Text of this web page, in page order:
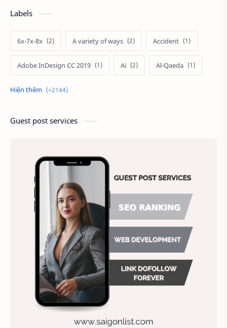
Labels
6x-7x-8x A variety of ways Accident
Adobe InDesign CC 2019 Ai Al-Qaeda
Alien Alternative
Ảnh nền chuẩn HD Ảnh nền đẹp
Ảnh nền sinh nhật
Animal Ankle boots Antarctic
Antibodies against Covid-19 Antiquarian
Antiviral antibodies Áo bà ba
Áo bà ba hiện đại Áo bà bầu Áo bác sĩ
Áo bếp trưởng áo công nhân
Guest post services